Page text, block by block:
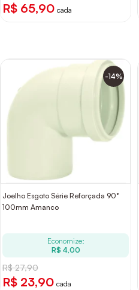
R$ 65,90 cada
-14%
Joelho Esgoto Série Reforçada 90°
100mm Amanco
Economize:
R$ 4,00
R$ 27,90
R$ 23,90 cada